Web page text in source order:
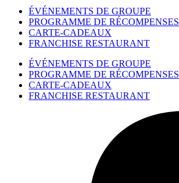
ÉVÉNEMENTS DE GROUPE
PROGRAMME DE RÉCOMPENSES
CARTE-CADEAUX
FRANCHISE RESTAURANT
ÉVÉNEMENTS DE GROUPE
PROGRAMME DE RÉCOMPENSES
CARTE-CADEAUX
FRANCHISE RESTAURANT